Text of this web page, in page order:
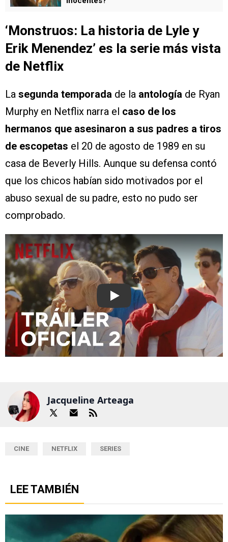
‘Monstruos: La historia de Lyle y
Erik Menendez’ es la serie más vista
de Netflix
La segunda temporada de la antología de Ryan
Murphy en Netflix narra el caso de los
hermanos que asesinaron a sus padres a tiros
de escopetas el 20 de agosto de 1989 en su
casa de Beverly Hills. Aunque su defensa contó
que los chicos habían sido motivados por el
abuso sexual de su padre, esto no pudo ser
comprobado.
Play
Jacqueline Arteaga
CINE NETFLIX SERIES
LEE TAMBIÉN